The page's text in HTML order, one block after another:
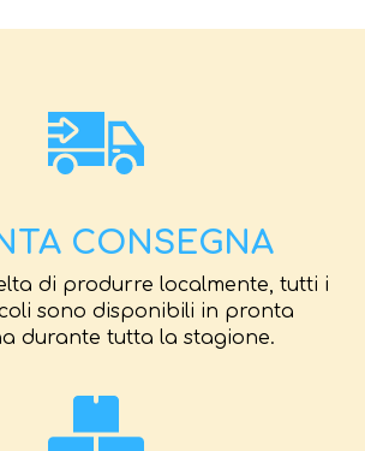
CONSEGNA
di produrre localmente, tutti i
sono disponibili in pronta
durante tutta la stagione.